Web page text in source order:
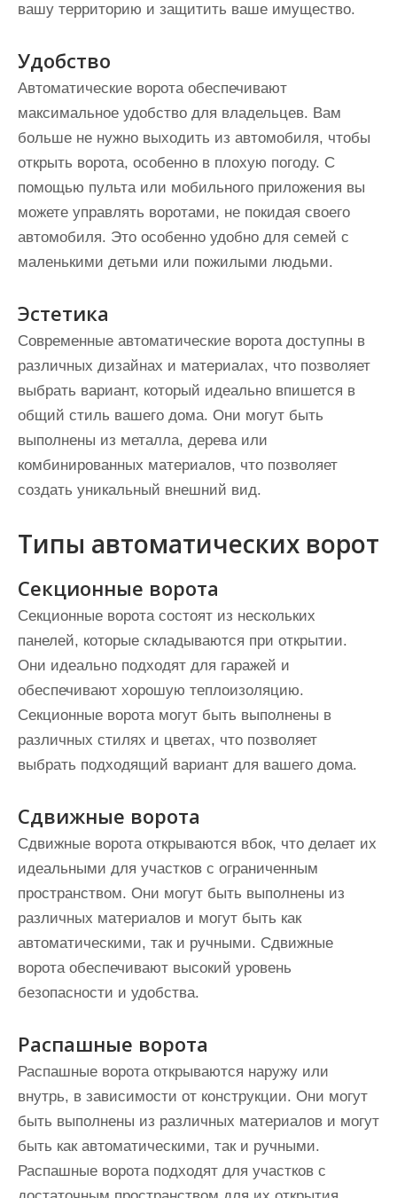
вашу территорию и защитить ваше имущество.
Удобство
Автоматические ворота обеспечивают
максимальное удобство для владельцев. Вам
больше не нужно выходить из автомобиля, чтобы
открыть ворота, особенно в плохую погоду. С
помощью пульта или мобильного приложения вы
можете управлять воротами, не покидая своего
автомобиля. Это особенно удобно для семей с
маленькими детьми или пожилыми людьми.
Эстетика
Современные автоматические ворота доступны в
различных дизайнах и материалах, что позволяет
выбрать вариант, который идеально впишется в
общий стиль вашего дома. Они могут быть
выполнены из металла, дерева или
комбинированных материалов, что позволяет
создать уникальный внешний вид.
Типы автоматических ворот
Секционные ворота
Секционные ворота состоят из нескольких
панелей, которые складываются при открытии.
Они идеально подходят для гаражей и
обеспечивают хорошую теплоизоляцию.
Секционные ворота могут быть выполнены в
различных стилях и цветах, что позволяет
выбрать подходящий вариант для вашего дома.
Сдвижные ворота
Сдвижные ворота открываются вбок, что делает их
идеальными для участков с ограниченным
пространством. Они могут быть выполнены из
различных материалов и могут быть как
автоматическими, так и ручными. Сдвижные
ворота обеспечивают высокий уровень
безопасности и удобства.
Распашные ворота
Распашные ворота открываются наружу или
внутрь, в зависимости от конструкции. Они могут
быть выполнены из различных материалов и могут
быть как автоматическими, так и ручными.
Распашные ворота подходят для участков с